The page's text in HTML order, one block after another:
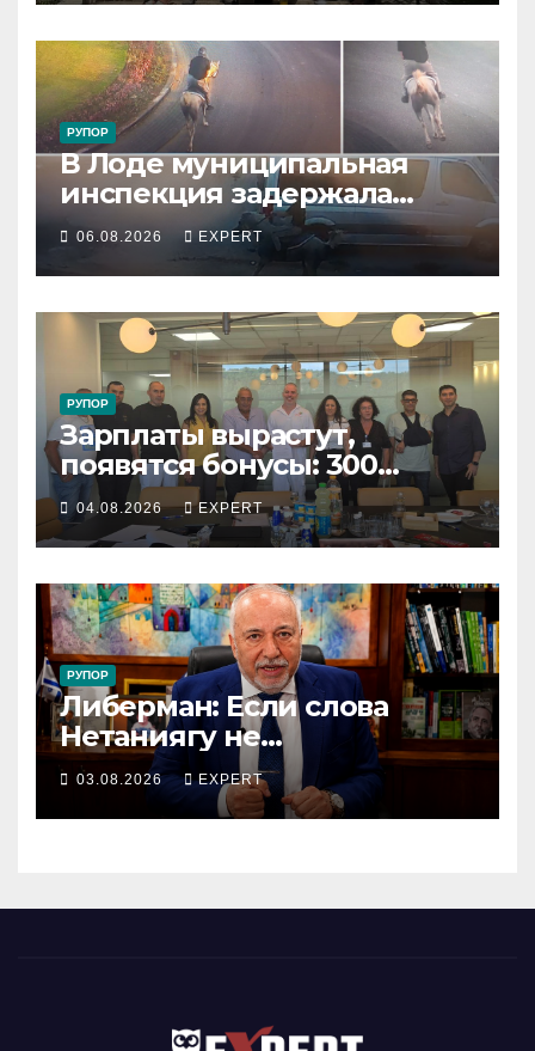
РУПОР
В Лоде муниципальная
инспекция задержала
подростка, устроившего
опасную скачку на лошади
по улицам города
06.08.2026 EXPERT
РУПОР
Зарплаты вырастут,
появятся бонусы: 300
сотрудников «Штраус»
получили новый
коллективный договор
04.08.2026 EXPERT
РУПОР
Либерман: Если слова
Нетаниягу не
предвыборный трюк, пусть
докажет это делом
03.08.2026 EXPERT